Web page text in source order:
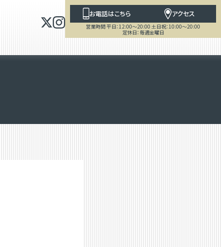
お電話はこちら アクセス
営業時間 平日：12:00～20:00 土日祝：10:00～20:00
定休日：毎週金曜日